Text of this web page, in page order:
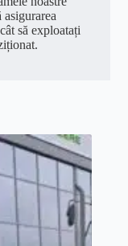
asigurarea
să exploatați